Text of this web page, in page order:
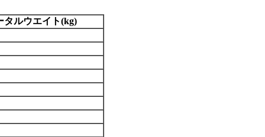
タルウエイト(kg)